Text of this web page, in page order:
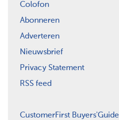
Colofon
Abonneren
Adverteren
Nieuwsbrief
Privacy Statement
RSS feed
CustomerFirst Buyers'Guide